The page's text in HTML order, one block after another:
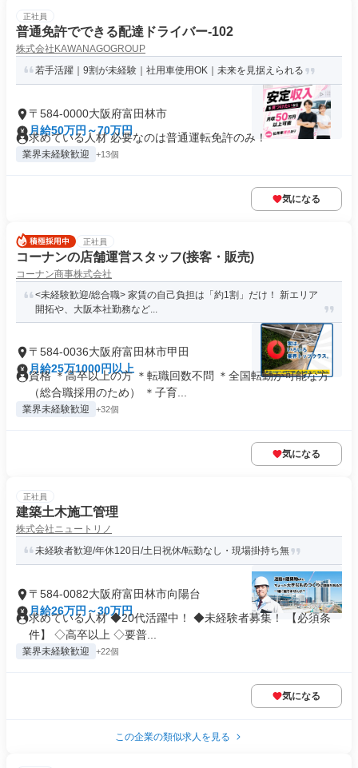
正社員
普通免許でできる配達ドライバー-102
株式会社KAWANAGOGROUP
若手活躍｜9割が未経験｜社用車使用OK｜未来を見据えられる
〒584-0000大阪府富田林市
月給50万円～70万円
求めている人材 必要なのは普通運転免許のみ！
業界未経験歓迎 +13個
気になる
正社員
コーナンの店舗運営スタッフ(接客・販売)
コーナン商事株式会社
<未経験歓迎/総合職> 家賃の自己負担は「約1割」だけ！ 新エリア
開拓や、大阪本社勤務など...
〒584-0036大阪府富田林市甲田
月給25万1000円以上
資格 ＊高卒以上の方 ＊転職回数不問 ＊全国転勤が可能な方
（総合職採用のため） ＊子育...
業界未経験歓迎 +32個
気になる
正社員
建築土木施工管理
株式会社ニュートリノ
未経験者歓迎/年休120日/土日祝休/転勤なし・現場掛持ち無
〒584-0082大阪府富田林市向陽台
月給26万円～30万円
求めている人材 ◆20代活躍中！ ◆未経験者募集！ 【必須条
件】 ◇高卒以上 ◇要普...
業界未経験歓迎 +22個
気になる
この企業の類似求人を見る